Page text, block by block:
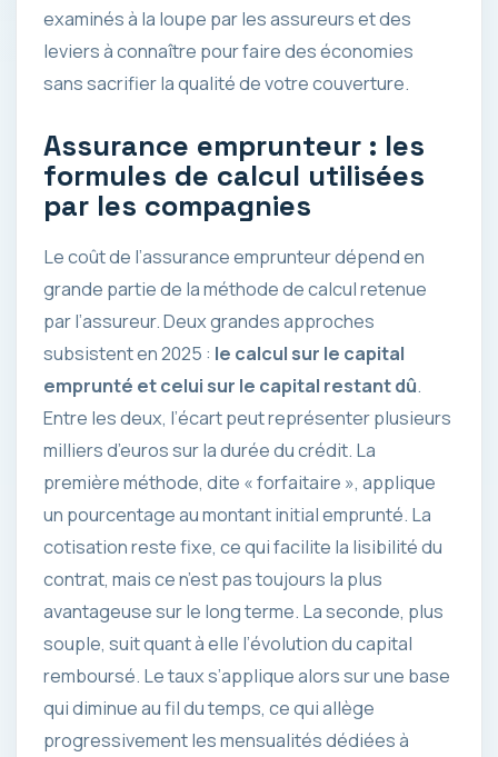
examinés à la loupe par les assureurs et des
leviers à connaître pour faire des économies
sans sacrifier la qualité de votre couverture.
Assurance emprunteur : les
formules de calcul utilisées
par les compagnies
Le coût de l’assurance emprunteur dépend en
grande partie de la méthode de calcul retenue
par l’assureur. Deux grandes approches
subsistent en 2025 : le calcul sur le capital
emprunté et celui sur le capital restant dû.
Entre les deux, l’écart peut représenter plusieurs
milliers d’euros sur la durée du crédit. La
première méthode, dite « forfaitaire », applique
un pourcentage au montant initial emprunté. La
cotisation reste fixe, ce qui facilite la lisibilité du
contrat, mais ce n’est pas toujours la plus
avantageuse sur le long terme. La seconde, plus
souple, suit quant à elle l’évolution du capital
remboursé. Le taux s’applique alors sur une base
qui diminue au fil du temps, ce qui allège
progressivement les mensualités dédiées à